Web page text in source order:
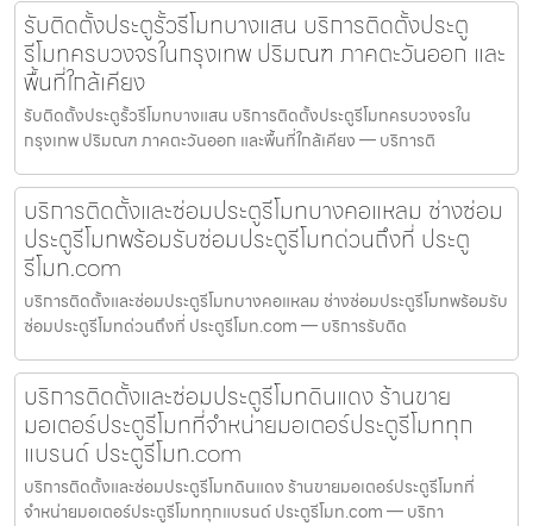
รับติดตั้งประตูรั้วรีโมทบางแสน บริการติดตั้งประตู
รีโมทครบวงจรในกรุงเทพ ปริมณฑ ภาคตะวันออก และ
พื้นที่ใกล้เคียง
รับติดตั้งประตูรั้วรีโมทบางแสน บริการติดตั้งประตูรีโมทครบวงจรใน
กรุงเทพ ปริมณฑ ภาคตะวันออก และพื้นที่ใกล้เคียง — บริการติ
บริการติดตั้งและซ่อมประตูรีโมทบางคอแหลม ช่างซ่อม
ประตูรีโมทพร้อมรับซ่อมประตูรีโมทด่วนถึงที่ ประตู
รีโมท.com
บริการติดตั้งและซ่อมประตูรีโมทบางคอแหลม ช่างซ่อมประตูรีโมทพร้อมรับ
ซ่อมประตูรีโมทด่วนถึงที่ ประตูรีโมท.com — บริการรับติด
บริการติดตั้งและซ่อมประตูรีโมทดินแดง ร้านขาย
มอเตอร์ประตูรีโมทที่จำหน่ายมอเตอร์ประตูรีโมททุก
แบรนด์ ประตูรีโมท.com
บริการติดตั้งและซ่อมประตูรีโมทดินแดง ร้านขายมอเตอร์ประตูรีโมทที่
จำหน่ายมอเตอร์ประตูรีโมททุกแบรนด์ ประตูรีโมท.com — บริกา